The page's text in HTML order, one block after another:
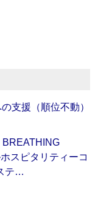
支援（順位不動）
BREATHING
スピタリティーコ
テ…